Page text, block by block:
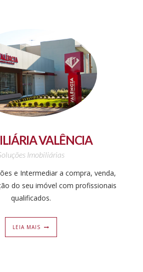
VALÊNCIA
Imobiliárias
e Intermediar a compra, venda,
do seu imóvel com profissionais
qualificados.
LEIA MAIS